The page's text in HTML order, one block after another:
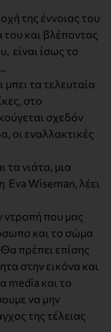
της έννοιας του
και βλέποντας
είναι ίσως το
τα τελευταία
στο
σχεδόν
οι εναλλακτικές
τα νιάτα, μια
Wiseman, λέει
ντροπή που μας
και το σώμα
πρέπει επίσης
στην εικόνα και
media και το
να μην
της τέλειας